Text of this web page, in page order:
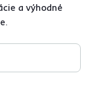
a výhodné